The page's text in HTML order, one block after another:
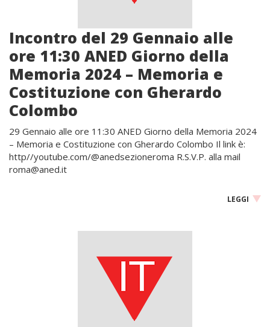
Incontro del 29 Gennaio alle
ore 11:30 ANED Giorno della
Memoria 2024 – Memoria e
Costituzione con Gherardo
Colombo
29 Gennaio alle ore 11:30 ANED Giorno della Memoria 2024
– Memoria e Costituzione con Gherardo Colombo Il link è:
http//youtube.com/@anedsezioneroma R.S.V.P. alla mail
roma@aned.it
LEGGI